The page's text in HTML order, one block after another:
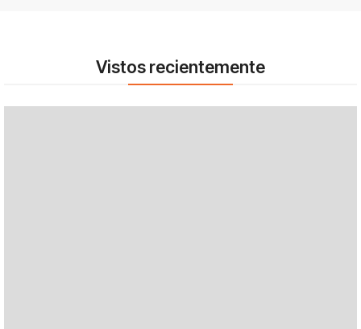
Vistos recientemente